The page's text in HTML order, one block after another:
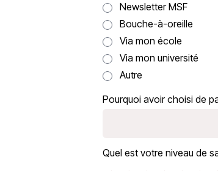
Newsletter MSF
Bouche-à-oreille
Via mon école
Via mon université
Autre
Pourquoi avoir choisi de
Quel est votre niveau de